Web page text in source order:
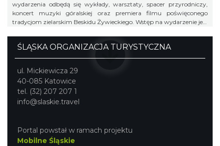
wydarzenia odbędą się wykłady, warsztaty, spacer przyrodniczy,
koncert muzyki góralskiej oraz premiera filmu poświęconego
tradycjom zielarskim Beskidu Żywieckiego. Wstęp na wydarzenie jest
ŚLĄSKA ORGANIZACJA TURYSTYCZNA
ul. Mickiewicza 29
40-085 Katowice
tel. (32) 207 207 1
info@slaskie.travel
Portal powstał w ramach projektu
Mobilne Śląskie